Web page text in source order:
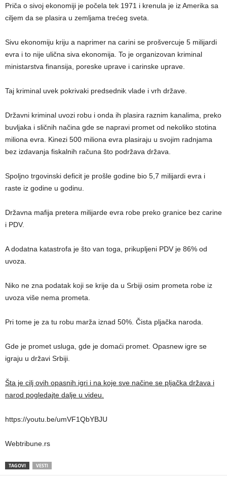
Priča o sivoj ekonomiji je počela tek 1971 i krenula je iz Amerika sa
ciljem da se plasira u zemljama trećeg sveta.
Sivu ekonomiju kriju a naprimer na carini se prošvercuje 5 milijardi
evra i to nije ulična siva ekonomija. To je organizovan kriminal
ministarstva finansija, poreske uprave i carinske uprave.
Taj kriminal uvek pokrivaki predsednik vlade i vrh države.
Državni kriminal uvozi robu i onda ih plasira raznim kanalima, preko
buvljaka i sličnih načina gde se napravi promet od nekoliko stotina
miliona evra. Kinezi 500 miliona evra plasiraju u svojim radnjama
bez izdavanja fiskalnih računa što podržava država.
Spoljno trgovinski deficit je prošle godine bio 5,7 milijardi evra i
raste iz godine u godinu.
Državna mafija pretera milijarde evra robe preko granice bez carine
i PDV.
A dodatna katastrofa je što van toga, prikupljeni PDV je 86% od
uvoza.
Niko ne zna podatak koji se krije da u Srbiji osim prometa robe iz
uvoza više nema prometa.
Pri tome je za tu robu marža iznad 50%. Čista pljačka naroda.
Gde je promet usluga, gde je domaći promet. Opasnew igre se
igraju u državi Srbiji.
Šta je cilj ovih opasnih igri i na koje sve načine se pljačka država i
narod pogledajte dalje u videu.
https://youtu.be/umVF1QbYBJU
Webtribune.rs
TAGOVI VESTI